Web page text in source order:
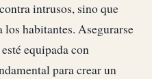
intrusos, sino que
habitantes. Asegurarse
equipada con
para crear un